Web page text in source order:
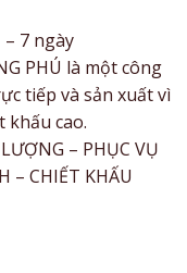
7 ngày
PHÚ là một công
tiếp và sản xuất vì
khấu cao.
– PHỤC VỤ
– CHIẾT KHẤU